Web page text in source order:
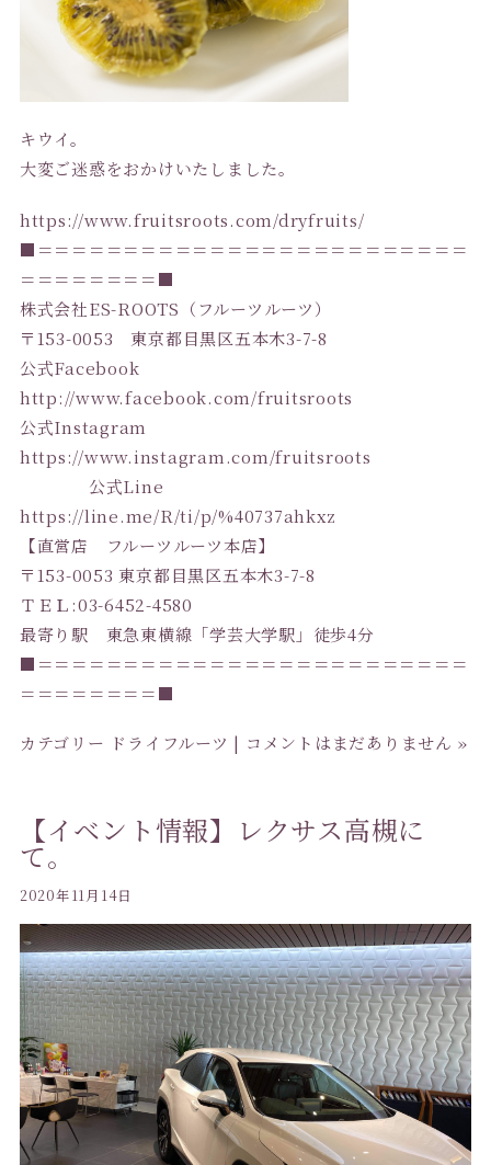
キウイ。
大変ご迷惑をおかけいたしました。
https://www.fruitsroots.com/dryfruits/
■＝＝＝＝＝＝＝＝＝＝＝＝＝＝＝＝＝＝＝＝＝＝＝＝＝
＝＝＝＝＝＝＝＝■
株式会社ES-ROOTS（フルーツルーツ）
〒153-0053 東京都目黒区五本木3-7-8
公式Facebook
http://www.facebook.com/fruitsroots
公式Instagram
https://www.instagram.com/fruitsroots
公式Line
https://line.me/R/ti/p/%40737ahkxz
【直営店 フルーツルーツ本店】
〒153-0053 東京都目黒区五本木3-7-8
ＴＥＬ:03-6452-4580
最寄り駅 東急東横線「学芸大学駅」徒歩4分
■＝＝＝＝＝＝＝＝＝＝＝＝＝＝＝＝＝＝＝＝＝＝＝＝＝
＝＝＝＝＝＝＝＝■
カテゴリー ドライフルーツ | コメントはまだありません »
【イベント情報】レクサス高槻に
て。
2020年11月14日